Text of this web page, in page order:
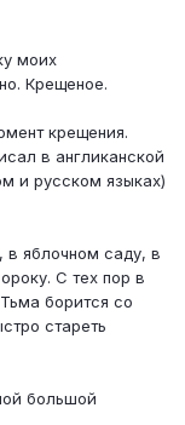
моих
Крещеное.
крещения.
в англиканской
и русском языках)
в яблочном саду, в
С тех пор в
борится со
стареть
большой